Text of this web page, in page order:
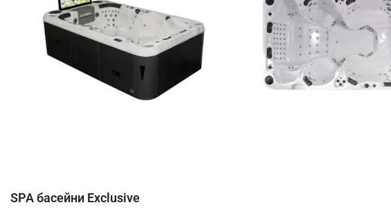
SPA басейни Exclusive